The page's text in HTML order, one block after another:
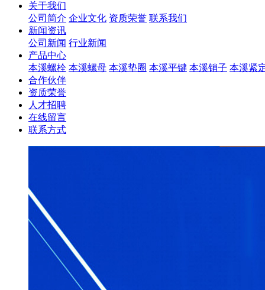
关于我们
公司简介 企业文化 资质荣誉 联系我们
新闻资讯
公司新闻 行业新闻
产品中心
本溪螺栓 本溪螺母 本溪垫圈 本溪平键 本溪销子 本溪紧
合作伙伴
资质荣誉
人才招聘
在线留言
联系方式